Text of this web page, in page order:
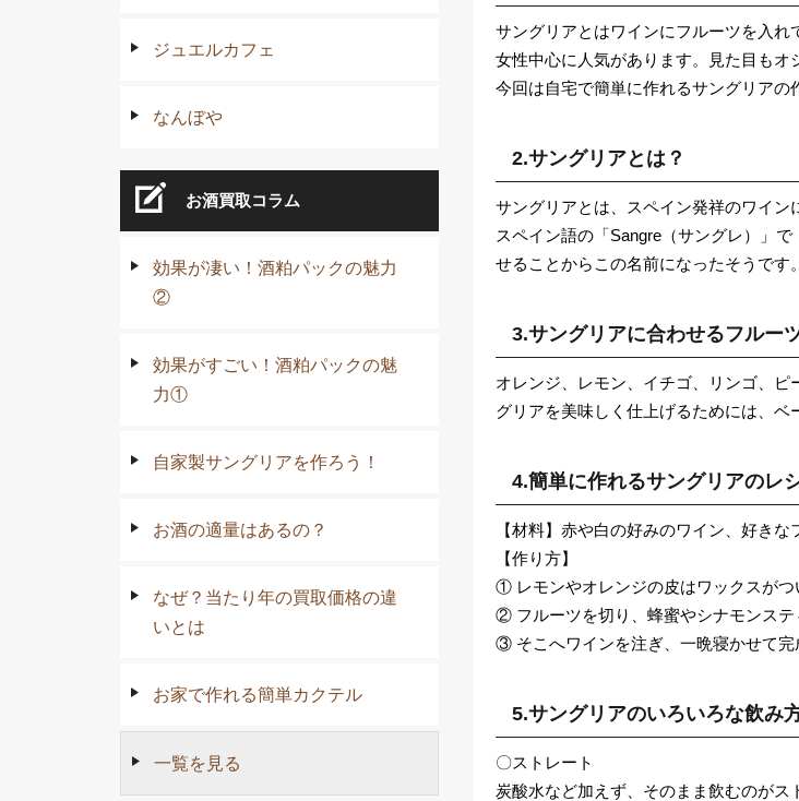
サングリアとはワインにフルーツを入れ
女性中心に人気があります。見た目もオ
今回は自宅で簡単に作れるサングリアの
2.サングリアとは？
サングリアとは、スペイン発祥のワイ
スペイン語の「Sangre（サングレ）」
せることからこの名前になったそうです。
3.サングリアに合わせるフルー
オレンジ、レモン、イチゴ、リンゴ、
グリアを美味しく仕上げるためには、ベ
4.簡単に作れるサングリアのレ
【材料】赤や白の好みのワイン、好き
【作り方】
① レモンやオレンジの皮はワックスがつ
② フルーツを切り、蜂蜜やシナモンステ
③ そこへワインを注ぎ、一晩寝かせて完
5.サングリアのいろいろな飲み
〇ストレート
炭酸水など加えず、そのまま飲むのが
ジュエルカフェ
なんぼや
お酒買取コラム
効果が凄い！酒粕パックの魅力
②
効果がすごい！酒粕パックの魅
力①
自家製サングリアを作ろう！
お酒の適量はあるの？
なぜ？当たり年の買取価格の違
いとは
お家で作れる簡単カクテル
一覧を見る